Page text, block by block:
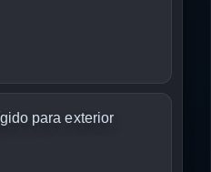
para exterior